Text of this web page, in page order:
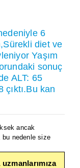
6
diet ve
Yaşım
sonuç
ALT: 65
kan
ancak
bu nedenle size